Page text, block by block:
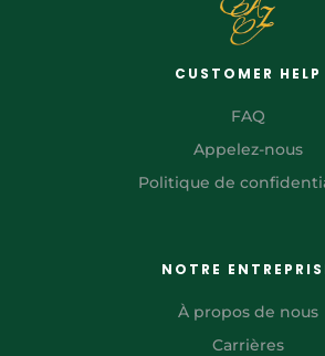
CUSTOMER HELP
FAQ
Appelez-nous
Politique de
NOTRE
À propos de nous
Carrières